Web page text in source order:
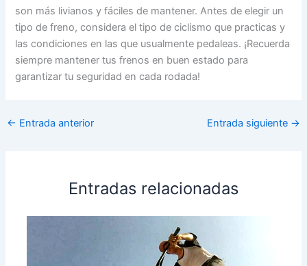
son más livianos y fáciles de mantener. Antes de elegir un
tipo de freno, considera el tipo de ciclismo que practicas y
las condiciones en las que usualmente pedaleas. ¡Recuerda
siempre mantener tus frenos en buen estado para
garantizar tu seguridad en cada rodada!
← Entrada anterior Entrada siguiente →
Entradas relacionadas